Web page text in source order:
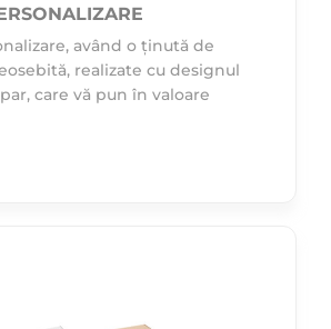
având o ținută de
realizate cu designul
care vă pun în valoare